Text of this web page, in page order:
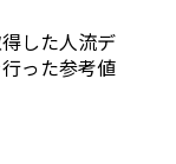
した人流デ
った参考値